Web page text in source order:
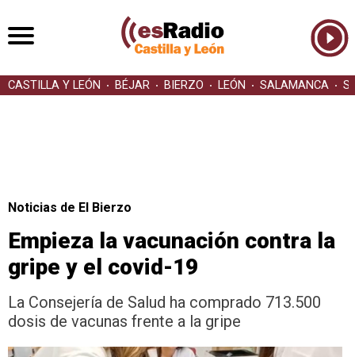
CASTILLA Y LEÓN BÉJAR BIERZO LEÓN SALAMANCA
Noticias de El Bierzo
Empieza la vacunación contra la
gripe y el covid-19
La Consejería de Salud ha comprado 713.500
dosis de vacunas frente a la gripe